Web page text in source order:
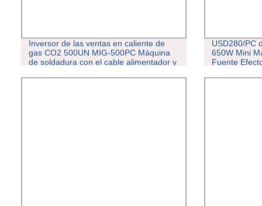
Inversor de las ventas en caliente de
gas CO2 500UN MIG-500PC Máquina
de soldadura con el cable alimentador y
USD280/PC
650W Mini
Fuente